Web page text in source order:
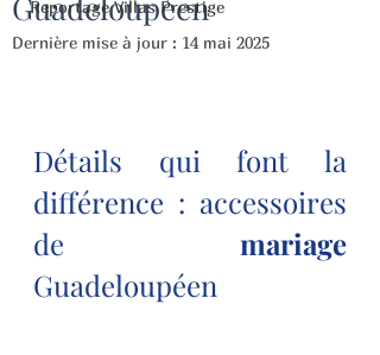
Reportage Villas Prestige
Dernière mise à jour : 14 mai 2025
Détails qui font la
différence : accessoires
de
Guadeloupéen